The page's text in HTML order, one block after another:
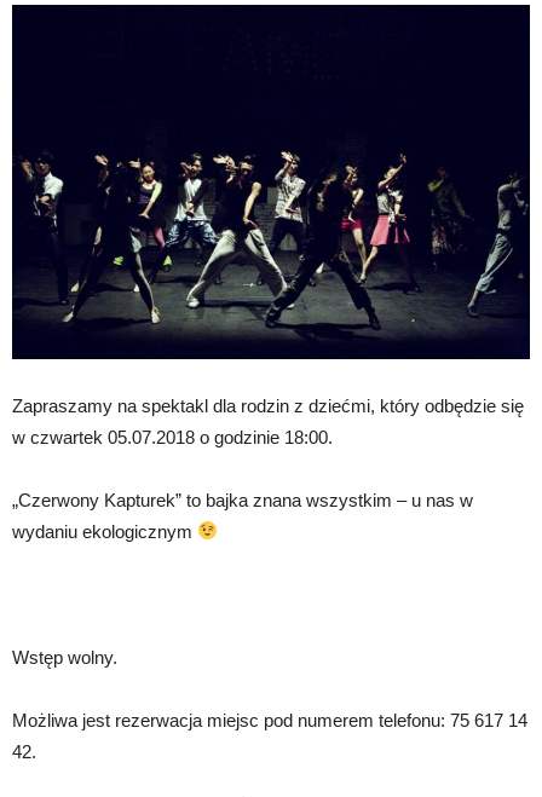
Zapraszamy na spektakl dla rodzin z dziećmi, który odbędzie się
w czwartek 05.07.2018 o godzinie 18:00.
„Czerwony Kapturek” to bajka znana wszystkim – u nas w
wydaniu ekologicznym
Wstęp wolny.
Możliwa jest rezerwacja miejsc pod numerem telefonu: 75 617 14
42.